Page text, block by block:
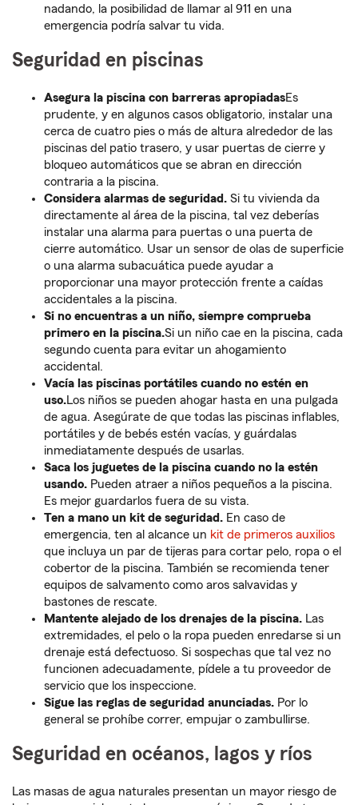
nadando, la posibilidad de llamar al 911 en una
emergencia podría salvar tu vida.
Seguridad en piscinas
Asegura la piscina con barreras apropiadasEs
prudente, y en algunos casos obligatorio, instalar una
cerca de cuatro pies o más de altura alrededor de las
piscinas del patio trasero, y usar puertas de cierre y
bloqueo automáticos que se abran en dirección
contraria a la piscina.
Considera alarmas de seguridad. Si tu vivienda da
directamente al área de la piscina, tal vez deberías
instalar una alarma para puertas o una puerta de
cierre automático. Usar un sensor de olas de superficie
o una alarma subacuática puede ayudar a
proporcionar una mayor protección frente a caídas
accidentales a la piscina.
Si no encuentras a un niño, siempre comprueba
primero en la piscina.Si un niño cae en la piscina, cada
segundo cuenta para evitar un ahogamiento
accidental.
Vacía las piscinas portátiles cuando no estén en
uso.Los niños se pueden ahogar hasta en una pulgada
de agua. Asegúrate de que todas las piscinas inflables,
portátiles y de bebés estén vacías, y guárdalas
inmediatamente después de usarlas.
Saca los juguetes de la piscina cuando no la estén
usando. Pueden atraer a niños pequeños a la piscina.
Es mejor guardarlos fuera de su vista.
Ten a mano un kit de seguridad. En caso de
emergencia, ten al alcance un kit de primeros auxilios
que incluya un par de tijeras para cortar pelo, ropa o el
cobertor de la piscina. También se recomienda tener
equipos de salvamento como aros salvavidas y
bastones de rescate.
Mantente alejado de los drenajes de la piscina. Las
extremidades, el pelo o la ropa pueden enredarse si un
drenaje está defectuoso. Si sospechas que tal vez no
funcionen adecuadamente, pídele a tu proveedor de
servicio que los inspeccione.
Sigue las reglas de seguridad anunciadas. Por lo
general se prohíbe correr, empujar o zambullirse.
Seguridad en océanos, lagos y ríos
Las masas de agua naturales presentan un mayor riesgo de